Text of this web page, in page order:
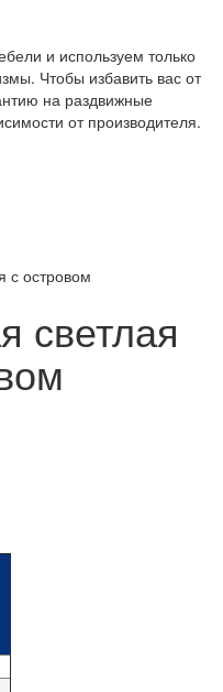
и используем только
Чтобы избавить вас от
на раздвижные
от производителя.
с островом
светлая